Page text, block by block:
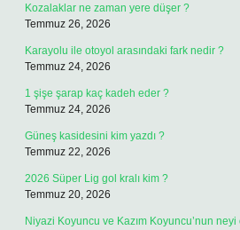
Kozalaklar ne zaman yere düşer ?
Temmuz 26, 2026
Karayolu ile otoyol arasındaki fark nedir ?
Temmuz 24, 2026
1 şişe şarap kaç kadeh eder ?
Temmuz 24, 2026
Güneş kasidesini kim yazdı ?
Temmuz 22, 2026
2026 Süper Lig gol kralı kim ?
Temmuz 20, 2026
Niyazi Koyuncu ve Kazım Koyuncu’nun